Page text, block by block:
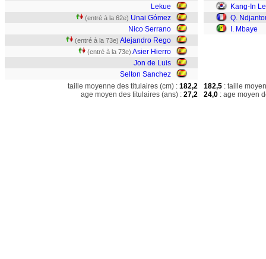
Lekue
(entré à la 62e) Unai Gómez
Nico Serrano
(entré à la 73e) Alejandro Rego
(entré à la 73e) Asier Hierro
Jon de Luis
Selton Sanchez
Kang-In
Q.
I. Mbaye
taille moyenne des titulaires (cm) : 182,2
age moyen des titulaires (ans) : 27,2
182,5 : taille
24,0 : age moyen